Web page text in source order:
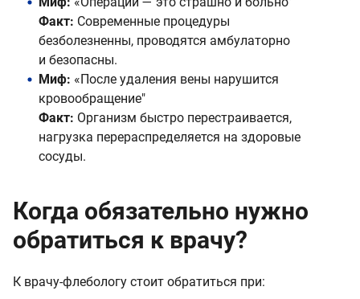
Факт: Современные процедуры
безболезненны, проводятся амбулаторно
и безопасны.
Миф: «После удаления вены нарушится
кровообращение"
Факт: Организм быстро перестраивается,
нагрузка перераспределяется на здоровые
сосуды.
Когда обязательно нужно
обратиться к врачу?
К врачу-флебологу стоит обратиться при: